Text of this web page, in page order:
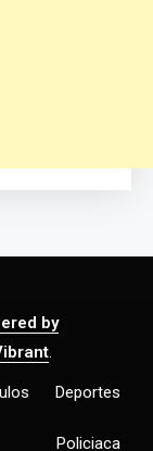
by
.
Deportes
Policiaca